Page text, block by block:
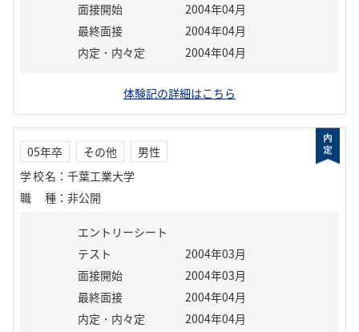
面接開始
2004年04月
最終面接
2004年04月
内定・内々定
2004年04月
体験記の詳細はこちら
05年卒 その他
男性
学校名 ： 千葉工業大学
職種 ： 非公開
エントリーシート
テスト
2004年03月
面接開始
2004年03月
最終面接
2004年04月
内定・内々定
2004年04月